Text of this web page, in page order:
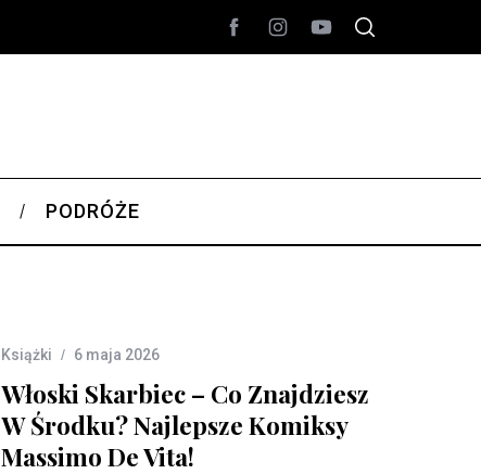
PODRÓŻE
Książki 6 maja 2026
Włoski Skarbiec – Co Znajdziesz
W Środku? Najlepsze Komiksy
Massimo De Vita!